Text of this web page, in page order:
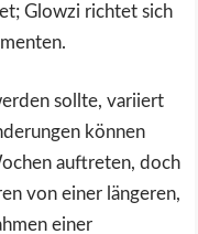
Glowzi richtet sich
sollte, variiert
können
auftreten, doch
von einer längeren,
einer